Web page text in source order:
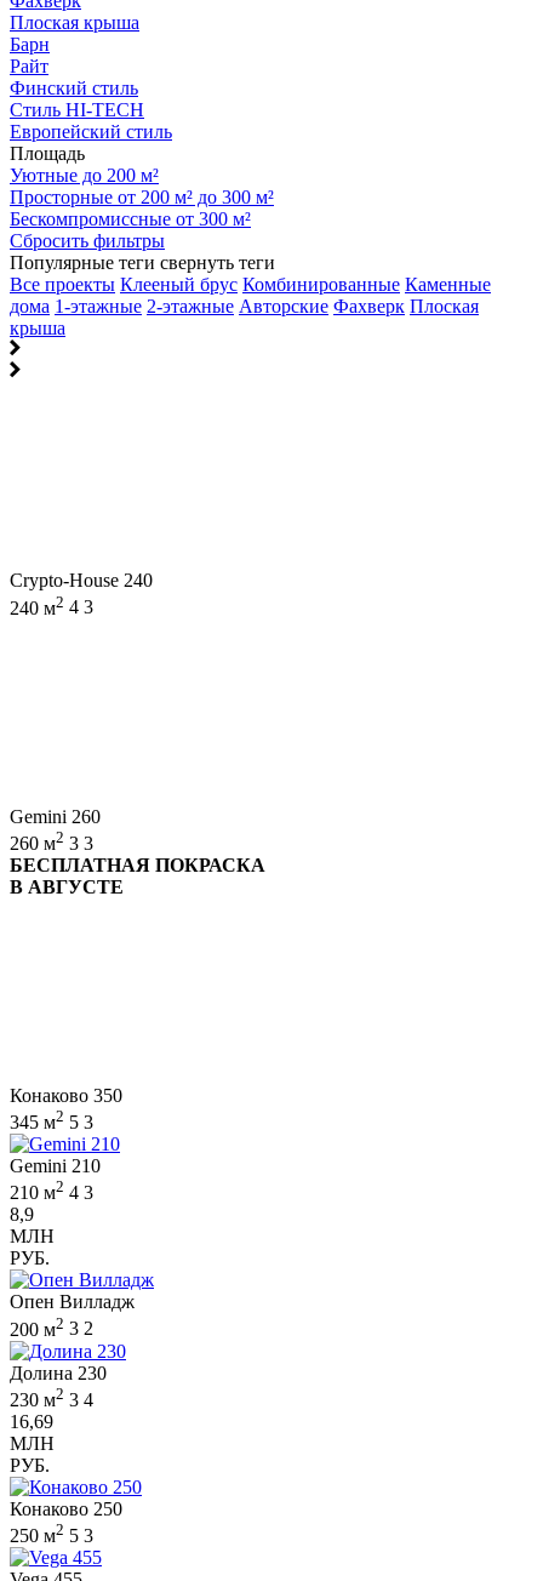
Плоская крыша
Барн
Райт
Финский стиль
Стиль HI-TECH
Европейский стиль
Площадь
Уютные до 200 м²
Просторные от 200 м² до 300 м²
Бескомпромиссные от 300 м²
Сбросить фильтры
Популярные теги свернуть теги
Все проекты Клееный брус Комбинированные Каменные
дома 1-этажные 2-этажные Авторские Фахверк Плоская
крыша
Crypto-House 240
240 м2 4 3
Gemini 260
260 м2 3 3
БЕСПЛАТНАЯ ПОКРАСКА
В АВГУСТЕ
Конаково 350
345 м2 5 3
Gemini 210
210 м2 4 3
8,9
МЛН
РУБ.
Опен Вилладж
200 м2 3 2
Долина 230
230 м2 3 4
16,69
МЛН
РУБ.
Конаково 250
250 м2 5 3